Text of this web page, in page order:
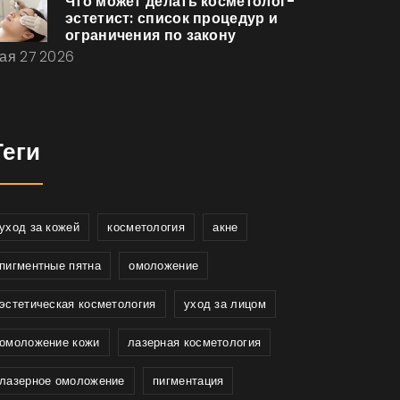
эстетист: список процедур и
ограничения по закону
27 2026
уход за кожей косметология акне
пигментные пятна омоложение
эстетическая косметология уход за лицом
омоложение кожи лазерная косметология
лазерное омоложение пигментация